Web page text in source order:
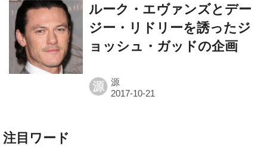
ルーク・エヴァンズとデー
ジー・リドリーを誘ったジ
ョッシュ・ガッドの企画
源 源
注目ワード